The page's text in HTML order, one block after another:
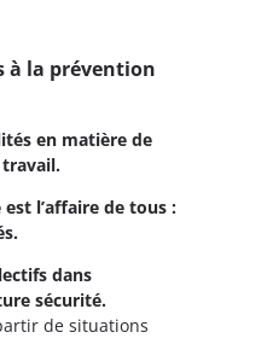
à la prévention
en matière de
l’affaire de tous :
dans
sécurité.
de situations